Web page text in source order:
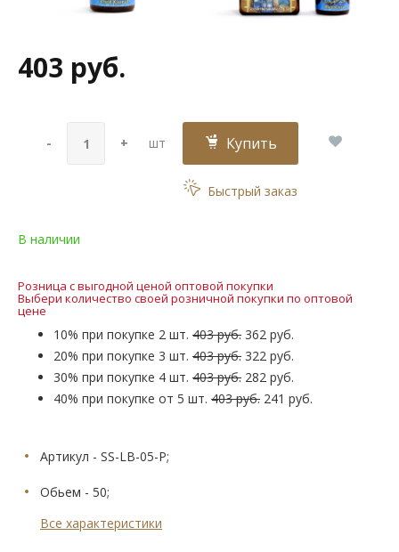
403 руб.
- + шт Купить
Быстрый заказ
В наличии
Розница с выгодной ценой оптовой покупки
Выбери количество своей розничной покупки по оптовой
цене
10% при покупке 2 шт. 403 руб. 362 руб.
20% при покупке 3 шт. 403 руб. 322 руб.
30% при покупке 4 шт. 403 руб. 282 руб.
40% при покупке от 5 шт. 403 руб. 241 руб.
Артикул - SS-LB-05-P;
Обьем - 50;
Все характеристики